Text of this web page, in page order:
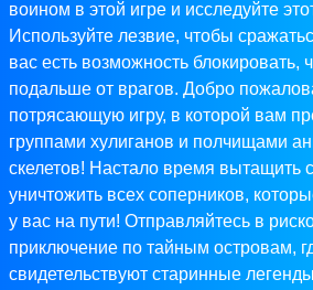
воином в этой игре и исследуйте
Используйте лезвие, чтобы
вас есть возможность блокировать,
подальше от врагов. Добро
потрясающую игру, в которой вам
группами хулиганов и полчищами
скелетов! Настало время вытащить
уничтожить всех соперников,
у вас на пути! Отправляйтесь в
приключение по тайным островам,
свидетельствуют старинные